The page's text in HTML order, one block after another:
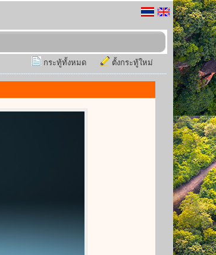
ตั้งกระทู้ใหม่
กระทู้ทั้งหมด